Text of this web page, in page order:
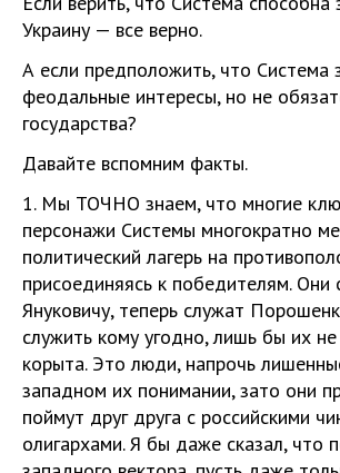
Украину — все верно.
А если предположить, что Система
феодальные интересы, но не
государства?
Давайте вспомним факты.
1. Мы ТОЧНО знаем, что многие
персонажи Системы многократно
политический лагерь на
присоединяясь к победителям. Они
Януковичу, теперь служат
служить кому угодно, лишь бы их
корыта. Это люди, напрочь
западном их понимании, зато они
поймут друг друга с российскими
олигархами. Я бы даже сказал, что